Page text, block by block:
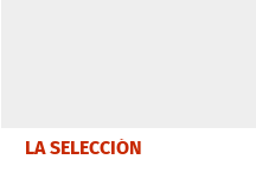
LA SELECCIÓN